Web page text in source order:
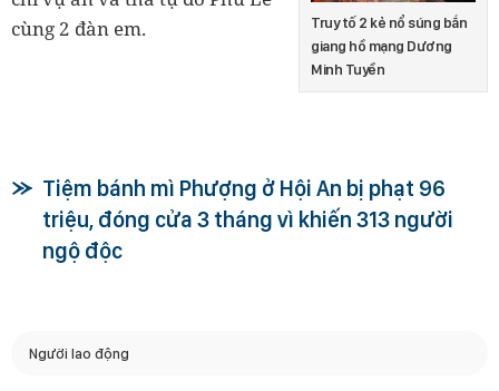
Truy tố 2 kẻ nổ súng bắn
giang hồ mạng Dương
Minh Tuyền
cùng 2 đàn em.
Tiệm bánh mì Phượng ở Hội An bị phạt 96
triệu, đóng cửa 3 tháng vì khiến 313 người
ngộ độc
Người lao động